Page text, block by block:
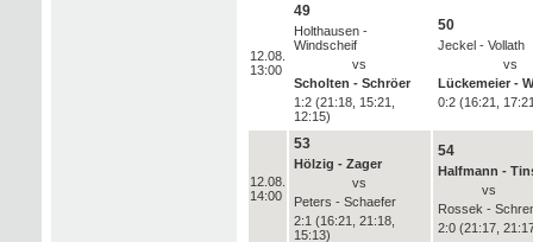
12.08.
13:00
49
Holthausen -
Windscheif
vs
Scholten - Schröer
1:2 (21:18, 15:21,
12:15)
50
Jeckel - Vollath
vs
Lückemeier -
0:2 (16:21,
12.08.
14:00
53
Hölzig - Zager
vs
Peters - Schaefer
2:1 (16:21, 21:18,
15:13)
54
Halfmann -
vs
Rossek -
2:0 (21:17,